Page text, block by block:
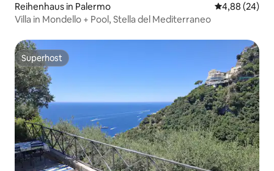
Reihenhaus in Palermo
4,88 (24)
Villa in Mondello + Pool, Stella del Mediterraneo
Superhost
Superhost